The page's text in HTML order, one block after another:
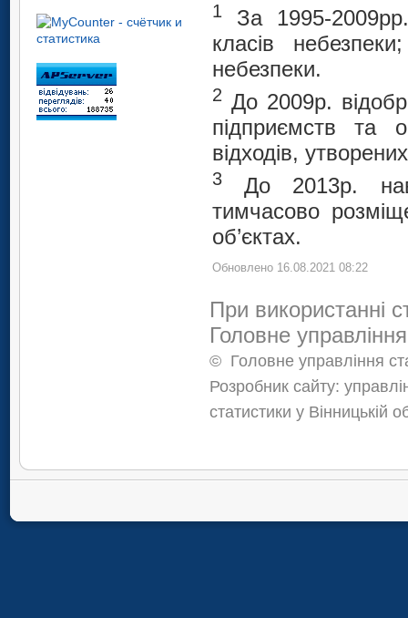
1 За 1995-
класів
небезпеки.
2 До 2009р.
підприємств та
відходів,
3 До 2013р.
тимчасово
об’єктах.
Обновлено 16.08.2021 08:22
При використанні
Головне
© Головне управління
Розробник сайту:
статистики у Вінницькій